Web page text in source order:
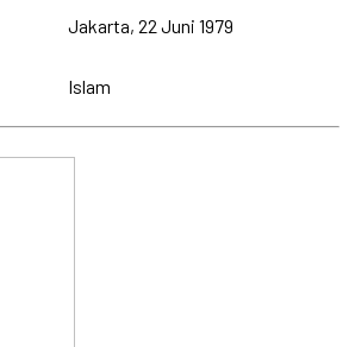
Jakarta, 22 Juni 1979
Islam